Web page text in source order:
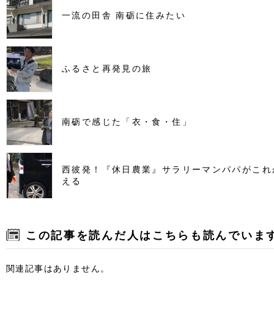
一流の田舎 南砺に住みたい
ふるさと再発見の旅
南砺で感じた「衣・食・住」
西彼発！『休日農業』サラリーマンパパがこ
える
この記事を読んだ人はこちらも読んでいま
関連記事はありません。